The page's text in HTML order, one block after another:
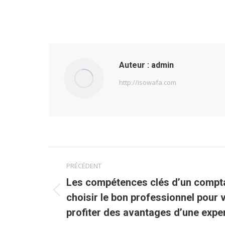
Auteur : admin
http://isowafa.com
Navigation
article
PRÉCÉDENT
Article
précédent
Les compétences clés d’un
choisir le bon professionnel pour
profiter des avantages d’une